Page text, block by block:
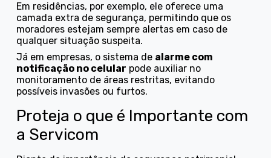
Em residências, por exemplo, ele oferece uma
camada extra de segurança, permitindo que os
moradores estejam sempre alertas em caso de
qualquer situação suspeita.
Já em empresas, o sistema de alarme com
notificação no celular pode auxiliar no
monitoramento de áreas restritas, evitando
possíveis invasões ou furtos.
Proteja o que é Importante com
a Servicom